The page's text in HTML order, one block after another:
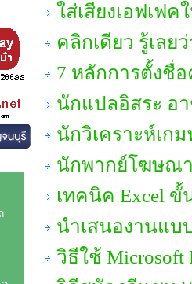
ใส่เสียงเอฟเฟค
คลิกเดียว รู้เลย
7 หลักการตั้งชื่
นักแปลอิสระ อ
นักวิเคราะห์เก
นักพากย์โฆษณ
เทคนิค Excel
นำเสนองานแบ
วิธีใช้ Microsoft